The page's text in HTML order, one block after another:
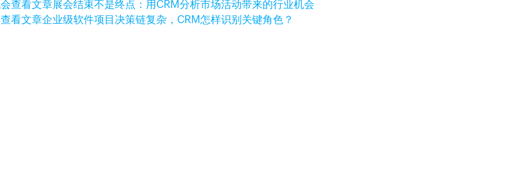
查看文章展会结束不是终点：用CRM分析市场活动带来的行业机会
查看文章企业级软件项目决策链复杂，CRM怎样识别关键角色？